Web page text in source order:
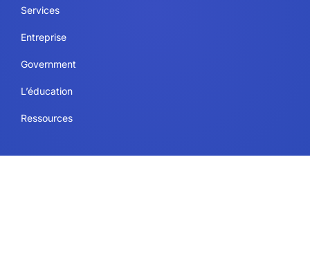
Services
Entreprise
Government
L’éducation
Ressources